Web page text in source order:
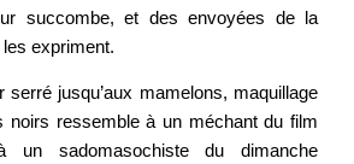
succombe, et des envoyées de la
expriment.
serré jusqu’aux mamelons, maquillage
noirs ressemble à un méchant du film
sadomasochiste dudimanche